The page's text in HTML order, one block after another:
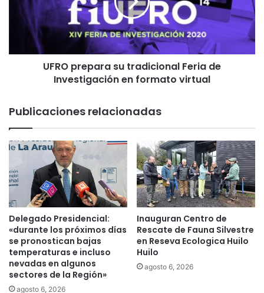
o
b
c
ó
n
d
s
e
g
u
n
a
t
r
a
d
c
o
n
a
l
F
e
r
i
UFRO prepara su tradicional Feria de
Investigación en formato virtual
Publicaciones relacionadas
Delegado Presidencial:
«durante los próximos días
se pronostican bajas
temperaturas e incluso
nevadas en algunos
sectores de la Región»
agosto 6, 2026
Inauguran Centro de
Rescate de Fauna Silvestre
en Reseva Ecologica Huilo
Huilo
agosto 6, 2026